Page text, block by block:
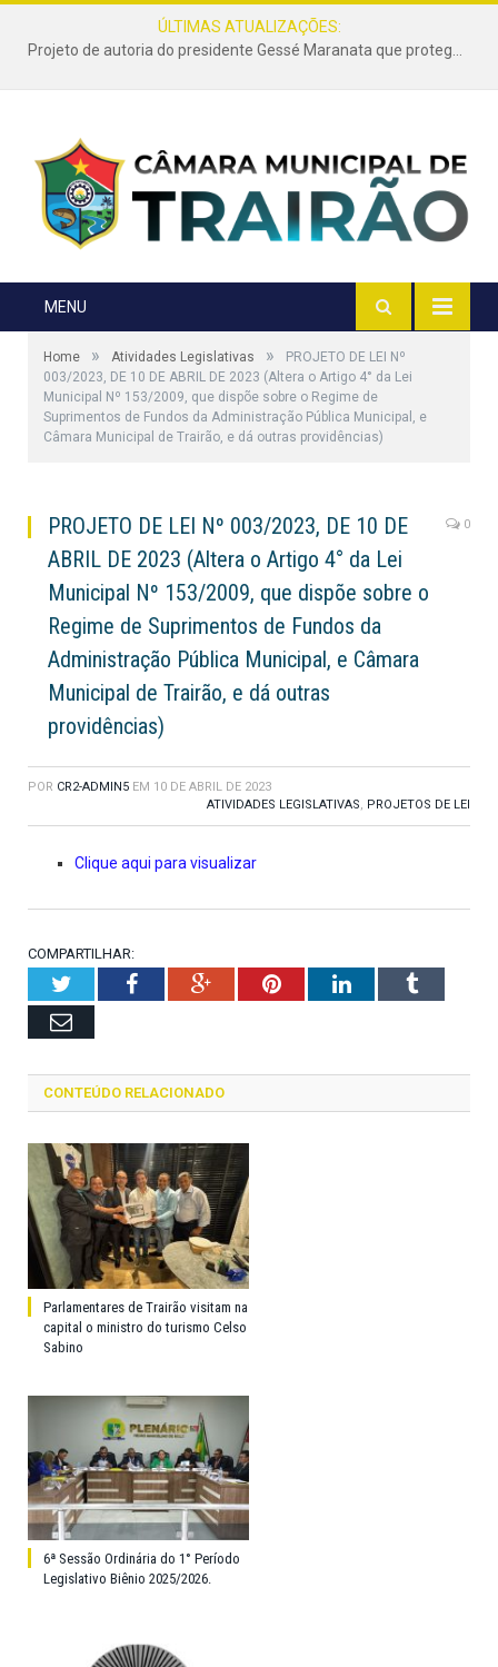
ÚLTIMAS ATUALIZAÇÕES:
Projeto de autoria do presidente Gessé Maranata que protege as estradas vicinais de Trairão é transformado em lei
MENU
Home » Atividades Legislativas »
PROJETO DE LEI Nº
003/2023, DE 10 DE ABRIL DE 2023 (Altera o Artigo 4° da Lei
Municipal Nº 153/2009, que dispõe sobre o Regime de
Suprimentos de Fundos da Administração Pública Municipal, e
Câmara Municipal de Trairão, e dá outras providências)
PROJETO DE LEI Nº 003/2023, DE 10 DE
ABRIL DE 2023 (Altera o Artigo 4° da Lei
Municipal Nº 153/2009, que dispõe sobre o
Regime de Suprimentos de Fundos da
Administração Pública Municipal, e Câmara
Municipal de Trairão, e dá outras
providências)
0
POR CR2-ADMIN5 EM 10 DE ABRIL DE 2023
ATIVIDADES LEGISLATIVAS, PROJETOS DE LEI
Clique aqui para visualizar
COMPARTILHAR:
TwitterFacebookGoogle+PinterestLinkedInTumblr
Email
CONTEÚDO RELACIONADO
Parlamentares de Trairão visitam na
capital o ministro do turismo Celso
Sabino
6ª Sessão Ordinária do 1° Período
Legislativo Biênio 2025/2026.